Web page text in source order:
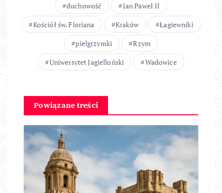
duchowość
Jan Paweł II
Kościół św. Floriana
Kraków
Łagiewniki
pielgrzymki
Rzym
Uniwersytet Jagielloński
Wadowice
Powiązane treści